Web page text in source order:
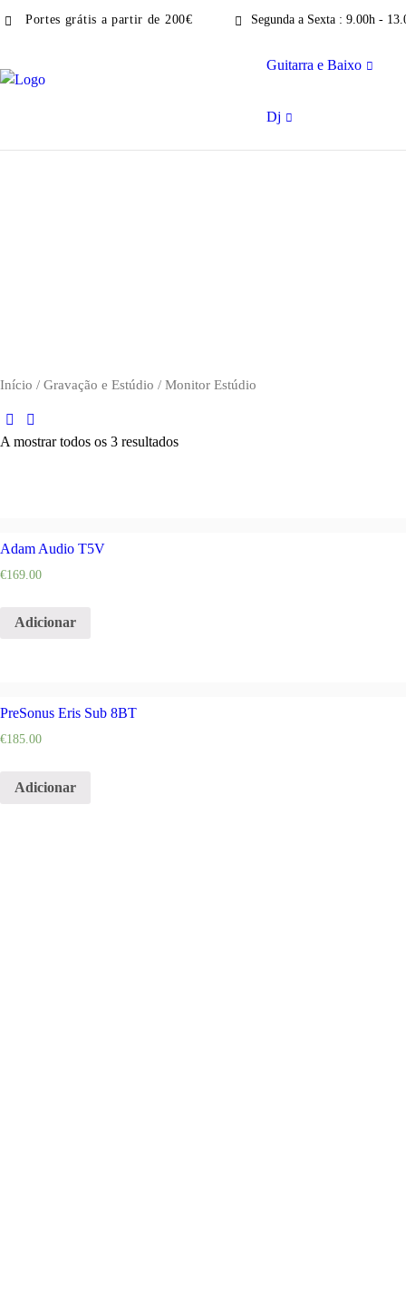
Portes grátis a partir de 200€ Segunda a Sexta : 9.00h -
Guitarra e Baixo
Dj
Início / Gravação e Estúdio / Monitor Estúdio
A mostrar todos os 3 resultados
Adam Audio T5V
€169.00
Adicionar
PreSonus Eris Sub 8BT
€185.00
Adicionar